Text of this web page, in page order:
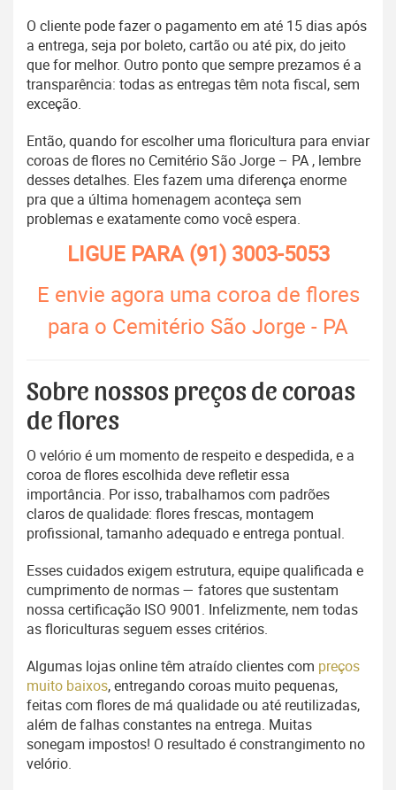
O cliente pode fazer o pagamento em até 15 dias após
a entrega, seja por boleto, cartão ou até pix, do jeito
que for melhor. Outro ponto que sempre prezamos é a
transparência: todas as entregas têm nota fiscal, sem
exceção.
Então, quando for escolher uma floricultura para enviar
coroas de flores no Cemitério São Jorge – PA , lembre
desses detalhes. Eles fazem uma diferença enorme
pra que a última homenagem aconteça sem
problemas e exatamente como você espera.
LIGUE PARA(91) 3003-5053
E envie agora uma coroa de flores
para o Cemitério São Jorge - PA
Sobre nossos preços de coroas
de flores
O velório é um momento de respeito e despedida, e a
coroa de flores escolhida deve refletir essa
importância. Por isso, trabalhamos com padrões
claros de qualidade: flores frescas, montagem
profissional, tamanho adequado e entrega pontual.
Esses cuidados exigem estrutura, equipe qualificada e
cumprimento de normas — fatores que sustentam
nossa certificação ISO 9001. Infelizmente, nem todas
as floriculturas seguem esses critérios.
Algumas lojas online têm atraído clientes com preços
muito baixos, entregando coroas muito pequenas,
feitas com flores de má qualidade ou até reutilizadas,
além de falhas constantes na entrega. Muitas
sonegam impostos! O resultado é constrangimento no
velório.